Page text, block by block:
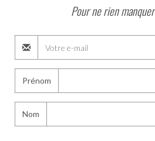
Pour ne rien
Prénom
Nom